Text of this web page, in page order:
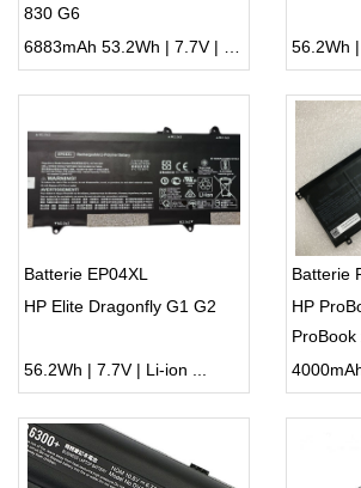
830 G6
6883mAh 53.2Wh | 7.7V | Li-ion ...
56.2Wh
Batterie EP04XL
HP Elite Dragonfly G1 G2
56.2Wh | 7.7V | Li-ion ...
Batterie
HP
ProBook